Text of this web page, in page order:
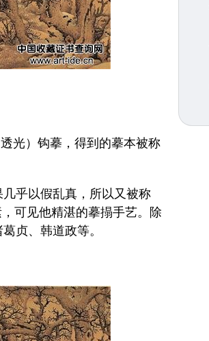
光）钩摹，得到的摹本被称
乎以假乱真，所以又被称
可见他精湛的摹搨手艺。除
贞、韩道政等。